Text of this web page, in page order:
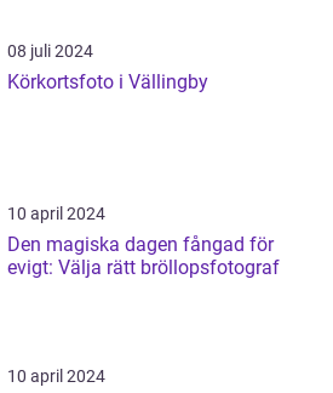
08 juli 2024
Körkortsfoto i Vällingby
10 april 2024
Den magiska dagen fångad för
evigt: Välja rätt bröllopsfotograf
10 april 2024